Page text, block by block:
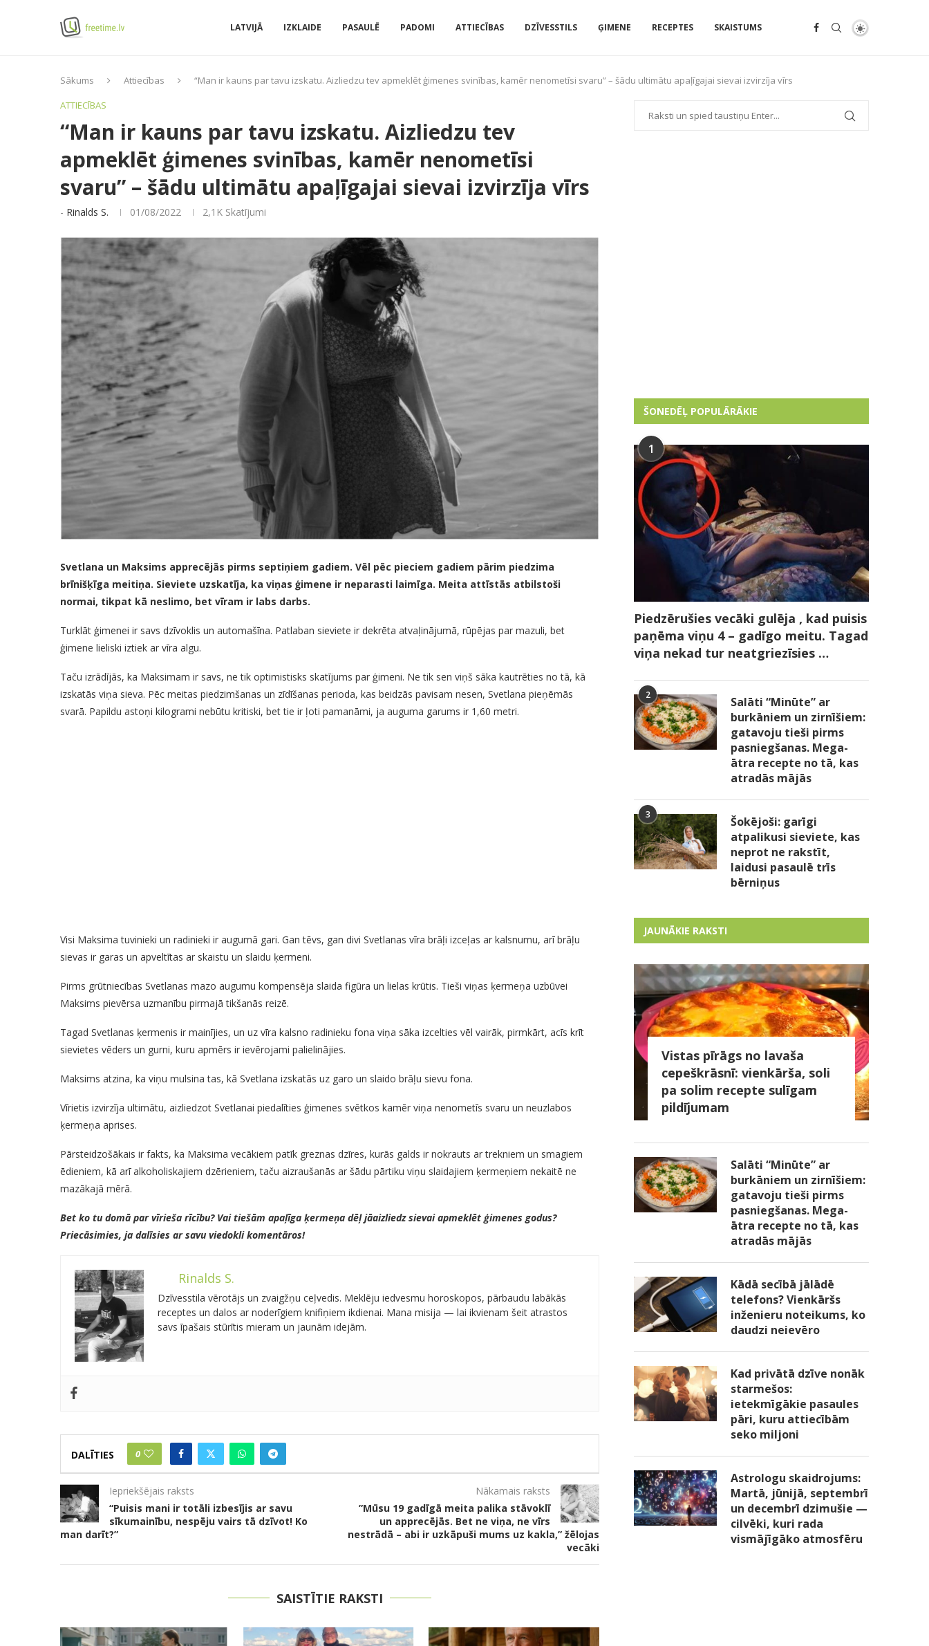
LATVIJĀ IZKLAIDE PASAULĒ PADOMI ATTIECĪBAS DZĪVESSTILS ĢIMENE RECEPTES SKAISTUMS
Sākums Attiecības
“Man ir kauns par tavu izskatu. Aizliedzu tev apmeklēt ģimenes svinības, kamēr nenometīsi svaru” – šādu ultimātu apaļīgajai sievai izvirzīja vīrs
ATTIECĪBAS
“Man ir kauns par tavu izskatu. Aizliedzu tev
apmeklēt ģimenes svinības, kamēr nenometīsi
svaru” – šādu ultimātu apaļīgajai sievai izvirzīja vīrs
- Rinalds S. 01/08/2022 2,1K Skatījumi
Svetlana un Maksims apprecējās pirms septiņiem gadiem. Vēl pēc pieciem gadiem pārim piedzima
brīnišķīga meitiņa. Sieviete uzskatīja, ka viņas ģimene ir neparasti laimīga. Meita attīstās atbilstoši
normai, tikpat kā neslimo, bet vīram ir labs darbs.
Turklāt ģimenei ir savs dzīvoklis un automašīna. Patlaban sieviete ir dekrēta atvaļinājumā, rūpējas par mazuli, bet
ģimene lieliski iztiek ar vīra algu.
Taču izrādījās, ka Maksimam ir savs, ne tik optimistisks skatījums par ģimeni. Ne tik sen viņš sāka kautrēties no tā, kā
izskatās viņa sieva. Pēc meitas piedzimšanas un zīdīšanas perioda, kas beidzās pavisam nesen, Svetlana pieņēmās
svarā. Papildu astoņi kilogrami nebūtu kritiski, bet tie ir ļoti pamanāmi, ja auguma garums ir 1,60 metri.
Visi Maksima tuvinieki un radinieki ir augumā gari. Gan tēvs, gan divi Svetlanas vīra brāļi izceļas ar kalsnumu, arī brāļu
sievas ir garas un apveltītas ar skaistu un slaidu ķermeni.
Pirms grūtniecības Svetlanas mazo augumu kompensēja slaida figūra un lielas krūtis. Tieši viņas ķermeņa uzbūvei
Maksims pievērsa uzmanību pirmajā tikšanās reizē.
Tagad Svetlanas ķermenis ir mainījies, un uz vīra kalsno radinieku fona viņa sāka izcelties vēl vairāk, pirmkārt, acīs krīt
sievietes vēders un gurni, kuru apmērs ir ievērojami palielinājies.
Maksims atzina, ka viņu mulsina tas, kā Svetlana izskatās uz garo un slaido brāļu sievu fona.
Vīrietis izvirzīja ultimātu, aizliedzot Svetlanai piedalīties ģimenes svētkos kamēr viņa nenometīs svaru un neuzlabos
ķermeņa aprises.
Pārsteidzošākais ir fakts, ka Maksima vecākiem patīk greznas dzīres, kurās galds ir nokrauts ar trekniem un smagiem
ēdieniem, kā arī alkoholiskajiem dzērieniem, taču aizraušanās ar šādu pārtiku viņu slaidajiem ķermeņiem nekaitē ne
mazākajā mērā.
Bet ko tu domā par vīrieša rīcību? Vai tiešām apaļīga ķermeņa dēļ jāaizliedz sievai apmeklēt ģimenes godus?
Priecāsimies, ja dalīsies ar savu viedokli komentāros!
Rinalds S.
Dzīvesstila vērotājs un zvaigžņu ceļvedis. Meklēju iedvesmu horoskopos, pārbaudu labākās
receptes un dalos ar noderīgiem knifiņiem ikdienai. Mana misija — lai ikvienam šeit atrastos
savs īpašais stūrītis mieram un jaunām idejām.
DALĪTIES 0
Iepriekšējais raksts
“Puisis mani ir totāli izbesījis ar savu
sīkumainību, nespēju vairs tā dzīvot! Ko
man darīt?”
Nākamais raksts
”Mūsu 19 gadīgā meita palika stāvoklī
un apprecējās. Bet ne viņa, ne vīrs
nestrādā – abi ir uzkāpuši mums uz kakla,” žēlojas
vecāki
SAISTĪTIE RAKSTI
ŠONEDĒĻ POPULĀRĀKIE
1
Piedzērušies vecāki gulēja , kad puisis
paņēma viņu 4 – gadīgo meitu. Tagad
viņa nekad tur neatgriezīsies …
2
Salāti “Minūte” ar
burkāniem un zirnīšiem:
gatavoju tieši pirms
pasniegšanas. Mega-
ātra recepte no tā, kas
atradās mājās
3
Šokējoši: garīgi
atpalikusi sieviete, kas
neprot ne rakstīt,
laidusi pasaulē trīs
bērniņus
JAUNĀKIE RAKSTI
Vistas pīrāgs no lavaša
cepeškrāsnī: vienkārša, soli
pa solim recepte sulīgam
pildījumam
Salāti “Minūte” ar
burkāniem un zirnīšiem:
gatavoju tieši pirms
pasniegšanas. Mega-
ātra recepte no tā, kas
atradās mājās
Kādā secībā jālādē
telefons? Vienkāršs
inženieru noteikums, ko
daudzi neievēro
Kad privātā dzīve nonāk
starmešos:
ietekmīgākie pasaules
pāri, kuru attiecībām
seko miljoni
Astrologu skaidrojums:
Martā, jūnijā, septembrī
un decembrī dzimušie —
cilvēki, kuri rada
vismājīgāko atmosfēru